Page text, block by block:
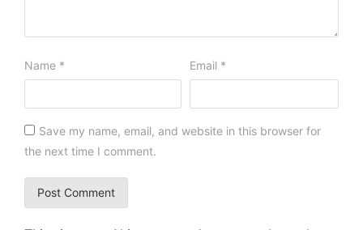
Name * Email *
Save my name, email, and website in this browser for
the next time I comment.